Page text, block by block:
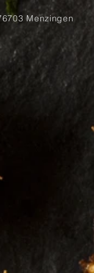
Menzingen